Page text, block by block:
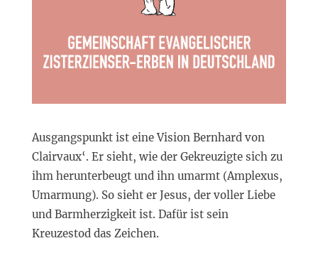
Ausgangspunkt ist eine Vision Bernhard von
Clairvaux‘. Er sieht, wie der Gekreuzigte sich zu
ihm herunterbeugt und ihn umarmt (Amplexus,
Umarmung). So sieht er Jesus, der voller Liebe
und Barmherzigkeit ist. Dafür ist sein
Kreuzestod das Zeichen.